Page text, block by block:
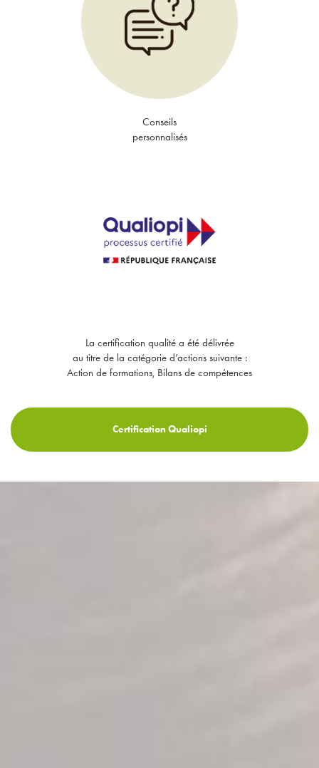
Conseils
personnalisés
La certification qualité a été délivrée
au titre de la catégorie d’actions suivante :
Action de formations, Bilans de compétences
Certification Qualiopi